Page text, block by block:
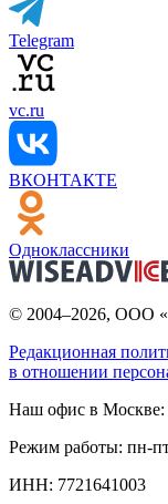
Telegram
vc.ru
ВКОНТАКТЕ
Одноклассники
© 2004–2026, ООО
Редакционная
в отношении
Наш офис в Москве:
Режим работы: пн-
ИНН: 7721641003